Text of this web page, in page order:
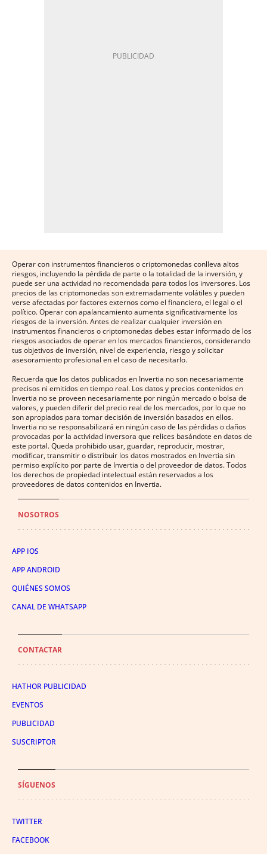
Operar con instrumentos financieros o criptomonedas conlleva altos
riesgos, incluyendo la pérdida de parte o la totalidad de la inversión, y
puede ser una actividad no recomendada para todos los inversores. Los
precios de las criptomonedas son extremadamente volátiles y pueden
verse afectadas por factores externos como el financiero, el legal o el
político. Operar con apalancamiento aumenta significativamente los
riesgos de la inversión. Antes de realizar cualquier inversión en
instrumentos financieros o criptomonedas debes estar informado de los
riesgos asociados de operar en los mercados financieros, considerando
tus objetivos de inversión, nivel de experiencia, riesgo y solicitar
asesoramiento profesional en el caso de necesitarlo.
Recuerda que los datos publicados en Invertia no son necesariamente
precisos ni emitidos en tiempo real. Los datos y precios contenidos en
Invertia no se proveen necesariamente por ningún mercado o bolsa de
valores, y pueden diferir del precio real de los mercados, por lo que no
son apropiados para tomar decisión de inversión basados en ellos.
Invertia no se responsabilizará en ningún caso de las pérdidas o daños
provocadas por la actividad inversora que relices basándote en datos de
este portal. Queda prohibido usar, guardar, reproducir, mostrar,
modificar, transmitir o distribuir los datos mostrados en Invertia sin
permiso explícito por parte de Invertia o del proveedor de datos. Todos
los derechos de propiedad intelectual están reservados a los
proveedores de datos contenidos en Invertia.
NOSOTROS
APP IOS
APP ANDROID
QUIÉNES SOMOS
CANAL DE WHATSAPP
CONTACTAR
HATHOR PUBLICIDAD
EVENTOS
PUBLICIDAD
SUSCRIPTOR
SÍGUENOS
TWITTER
FACEBOOK